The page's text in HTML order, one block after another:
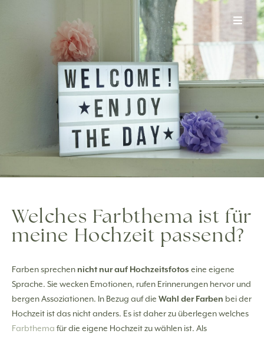
Welches Farbthema ist für
meine Hochzeit passend?
Farben sprechen nicht nur auf Hochzeitsfotos eine eigene
Sprache. Sie wecken Emotionen, rufen Erinnerungen hervor und
bergen Assoziationen. In Bezug auf die Wahl der Farben bei der
Hochzeit ist das nicht anders. Es ist daher zu überlegen welches
Farbthema für die eigene Hochzeit zu wählen ist. Als